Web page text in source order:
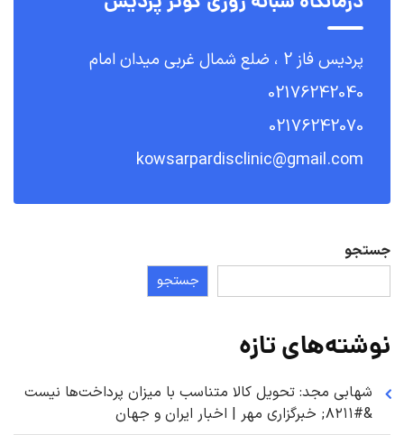
پردیس فاز 2 ، ضلع شمال غربی میدان امام
02176242040
02176242070
kowsarpardisclinic@gmail.com
جستجو
جستجو
نوشته‌های تازه
شهابی مجد: تحویل کالا متناسب با میزان پرداخت‌ها نیست
&#۸۲۱۱; خبرگزاری مهر | اخبار ایران و جهان